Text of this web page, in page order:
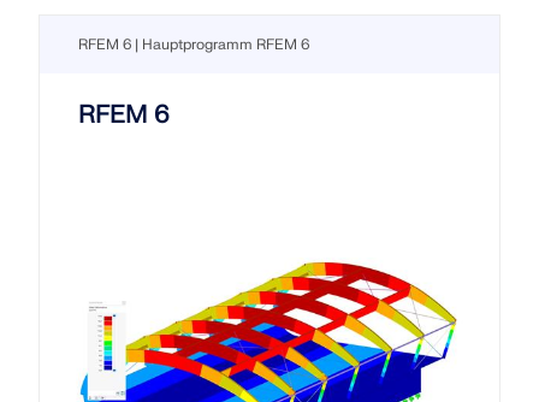
RFEM 6 | Hauptprogramm RFEM 6
RFEM 6